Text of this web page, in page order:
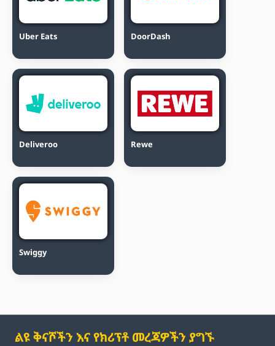
Uber Eats DoorDash
Deliveroo Rewe
Swiggy
ልዩ ቅናሾችን እና የክሪፕቶ መረጃዎችን ያግኙ